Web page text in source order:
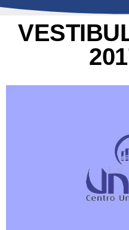
A Fundação